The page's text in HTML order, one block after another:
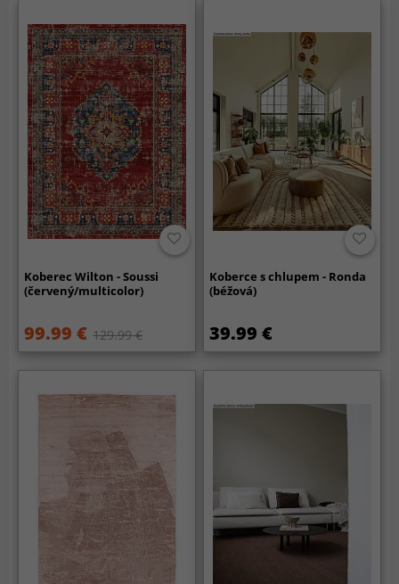
Koberec Wilton - Soussi
(červený/multicolor)
99.99 € 129.99 €
Koberce s chlupem - Ronda
(béžová)
39.99 €